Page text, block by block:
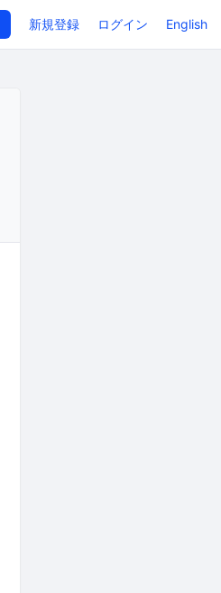
新規登録 ログイン English